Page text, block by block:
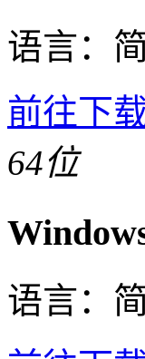
语言：
前往下
64位
语言：